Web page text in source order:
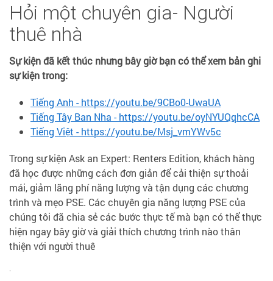
Hỏi một chuyên gia- Người
thuê nhà
Sự kiện đã kết thúc nhưng bây giờ bạn có thể xem bản ghi
sự kiện trong:
Tiếng Anh - https://youtu.be/9CBo0-UwaUA
Tiếng Tây Ban Nha - https://youtu.be/oyNYUQqhcCA
Tiếng Việt - https://youtu.be/Msj_vmYWv5c
Trong sự kiện Ask an Expert: Renters Edition, khách hàng
đã học được những cách đơn giản để cải thiện sự thoải
mái, giảm lãng phí năng lượng và tận dụng các chương
trình và mẹo PSE. Các chuyên gia năng lượng PSE của
chúng tôi đã chia sẻ các bước thực tế mà bạn có thể thực
hiện ngay bây giờ và giải thích chương trình nào thân
thiện với người thuê
.